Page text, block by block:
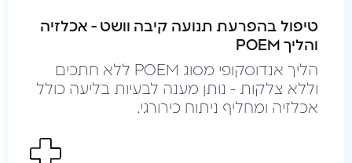
טיפול בהפרעת תנועה קיבה וושט - אכלזיה
והליך POEM
הליך אנדוסקופי מסוג POEM ללא חתכים
וללא צלקות - נותן מענה לבעיות בליעה כולל
אכלזיה ומחליף ניתוח כירורגי.